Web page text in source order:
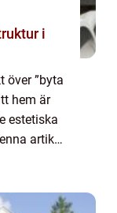
över ”byta
hem är
estetiska
artikel